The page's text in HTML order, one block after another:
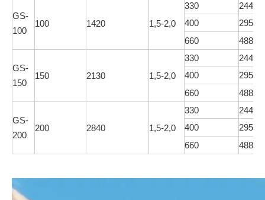
GS-
100
100 1420 1,5-2,0
330
400
660
GS-
150
150 2130 1,5-2,0
330
400
660
GS-
200
200 2840 1,5-2,0
330
400
660